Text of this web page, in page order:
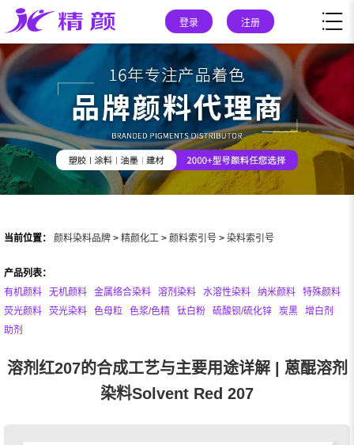
登录 注册
当前位置： 颜料染料品牌 > 精颜化工 > 颜料索引号 > 染料索引号
产品列表：
有机颜料
无机颜料 金属络合染料 溶剂染料 水溶性染料 纳米颜料
特殊颜料
荧光颜料
荧光染料 色母粒 色浆/色精 钛白粉 硫酸钡/硫化锌 炭黑
增白剂
助剂
溶剂红207的合成工艺与主要用途详解 | 蒽醌溶剂
染料Solvent Red 207